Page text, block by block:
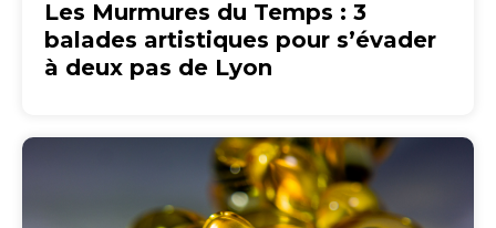
Les Murmures du Temps : 3
balades artistiques pour s’évader
à deux pas de Lyon